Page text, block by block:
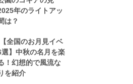
年のライトアッ
は？
全国のお月見イベ
選】中秋の名月を楽
！幻想的で風流な
を紹介